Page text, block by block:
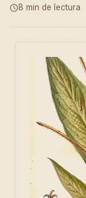
8 min de lectura